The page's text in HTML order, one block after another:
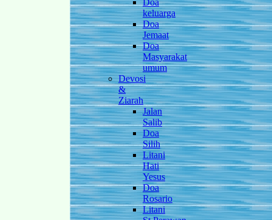
Doa
keluarga
Doa
Jemaat
Doa
Masyarakat
umum
Devosi
&
Ziarah
Jalan
Salib
Doa
Silih
Litani
Hati
Yesus
Doa
Rosario
Litani